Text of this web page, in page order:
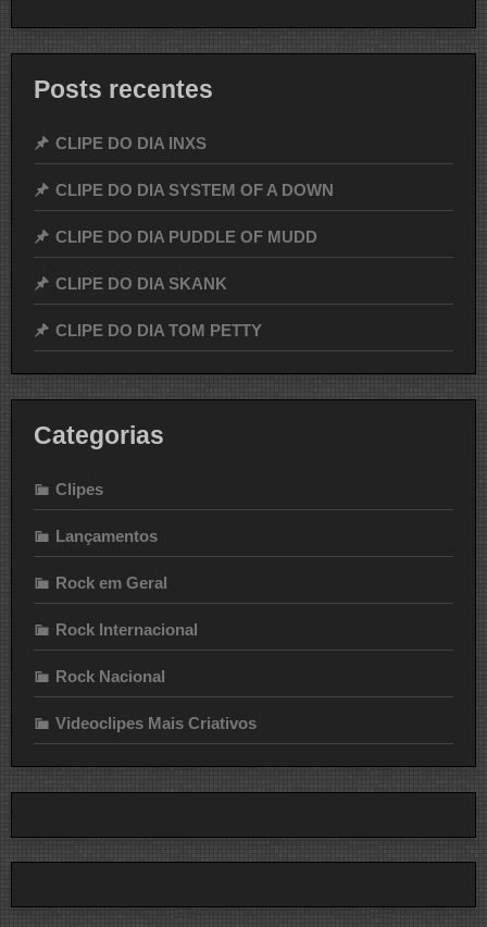
Posts recentes
CLIPE DO DIA INXS
CLIPE DO DIA SYSTEM OF A DOWN
CLIPE DO DIA PUDDLE OF MUDD
CLIPE DO DIA SKANK
CLIPE DO DIA TOM PETTY
Categorias
Clipes
Lançamentos
Rock em Geral
Rock Internacional
Rock Nacional
Videoclipes Mais Criativos